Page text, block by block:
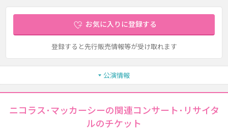
お気に入りに登録する
登録すると先行販売情報等が受け取れます
公演情報
ニコラス･マッカーシーの関連コンサート･リサイタ
ルのチケット